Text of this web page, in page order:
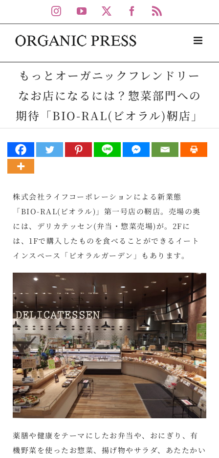
to
content
Instagram
YouTube Facebook
もっとオーガニックフレンドリー
なお店になるには？惣菜部門への
期待「BIO-RAL(ビオラル)靭店」
株式会社ライフコーポレーションによる新業態
「BIO-RAL(ビオラル)」第一号店の靭店。売場の奥
には、デリカテッセン(弁当・惣菜売場)が。2Fに
は、1Fで購入したものを食べることができるイート
インスペース「ビオラルガーデン」もあります。
薬膳や健康をテーマにしたお弁当や、おにぎり、有
機野菜を使ったお惣菜、揚げ物やサラダ、あたたかい